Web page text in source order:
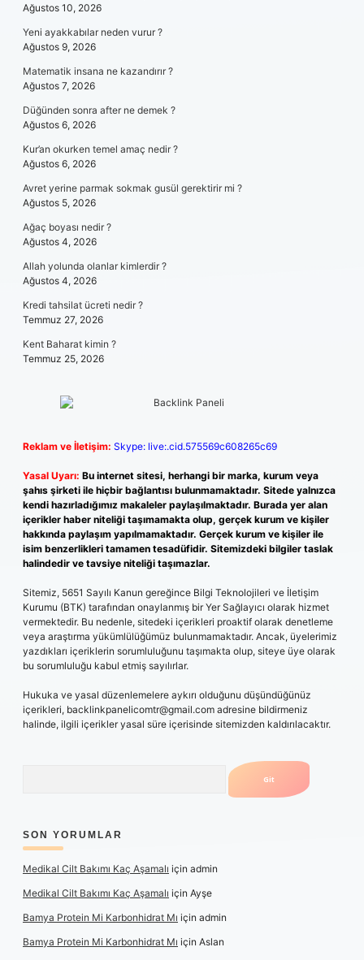
Ağustos 10, 2026
Yeni ayakkabılar neden vurur ?
Ağustos 9, 2026
Matematik insana ne kazandırır ?
Ağustos 7, 2026
Düğünden sonra after ne demek ?
Ağustos 6, 2026
Kur’an okurken temel amaç nedir ?
Ağustos 6, 2026
Avret yerine parmak sokmak gusül gerektirir mi ?
Ağustos 5, 2026
Ağaç boyası nedir ?
Ağustos 4, 2026
Allah yolunda olanlar kimlerdir ?
Ağustos 4, 2026
Kredi tahsilat ücreti nedir ?
Temmuz 27, 2026
Kent Baharat kimin ?
Temmuz 25, 2026
Reklam ve İletişim: Skype: live:.cid.575569c608265c69
Yasal Uyarı: Bu internet sitesi, herhangi bir marka, kurum veya
şahıs şirketi ile hiçbir bağlantısı bulunmamaktadır. Sitede yalnızca
kendi hazırladığımız makaleler paylaşılmaktadır. Burada yer alan
içerikler haber niteliği taşımamakta olup, gerçek kurum ve kişiler
hakkında paylaşım yapılmamaktadır. Gerçek kurum ve kişiler ile
isim benzerlikleri tamamen tesadüfidir. Sitemizdeki bilgiler taslak
halindedir ve tavsiye niteliği taşımazlar.
Sitemiz, 5651 Sayılı Kanun gereğince Bilgi Teknolojileri ve İletişim
Kurumu (BTK) tarafından onaylanmış bir Yer Sağlayıcı olarak hizmet
vermektedir. Bu nedenle, sitedeki içerikleri proaktif olarak denetleme
veya araştırma yükümlülüğümüz bulunmamaktadır. Ancak, üyelerimiz
yazdıkları içeriklerin sorumluluğunu taşımakta olup, siteye üye olarak
bu sorumluluğu kabul etmiş sayılırlar.
Hukuka ve yasal düzenlemelere aykırı olduğunu düşündüğünüz
içerikleri, backlinkpanelicomtr@gmail.com adresine bildirmeniz
halinde, ilgili içerikler yasal süre içerisinde sitemizden kaldırılacaktır.
SON YORUMLAR
Medikal Cilt Bakımı Kaç Aşamalı için admin
Medikal Cilt Bakımı Kaç Aşamalı için Ayşe
Bamya Protein Mi Karbonhidrat Mı için admin
Bamya Protein Mi Karbonhidrat Mı için Aslan